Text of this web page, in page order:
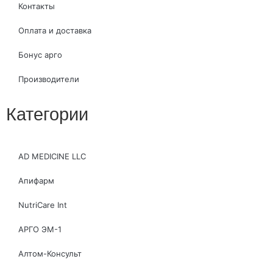
Контакты
Оплата и доставка
Бонус арго
Производители
Категории
AD MEDICINE LLC
Апифарм
NutriCare Int
АРГО ЭМ-1
Алтом-Консульт